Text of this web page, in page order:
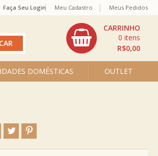
Faça Seu Login
DOMÉSTICAS OUTLET
R$0,00
0
Meu Cadastro Meus Pedidos